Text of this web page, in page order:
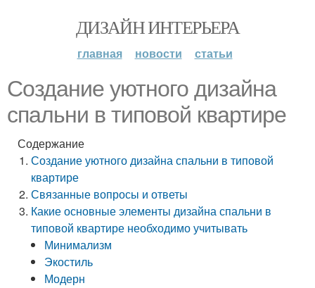
ДИЗАЙН ИНТЕРЬЕРА
главная новости статьи
Создание уютного дизайна
спальни в типовой квартире
Содержание
Создание уютного дизайна спальни в типовой
квартире
Связанные вопросы и ответы
Какие основные элементы дизайна спальни в
типовой квартире необходимо учитывать
Минимализм
Экостиль
Модерн